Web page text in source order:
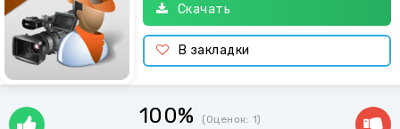
Скачать
В закладки
100% (Оценок: 1)